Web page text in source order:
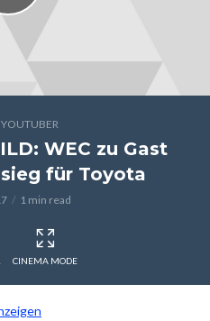
WEC zu Gast
für Toyota
1 min read
CINEMA MODE